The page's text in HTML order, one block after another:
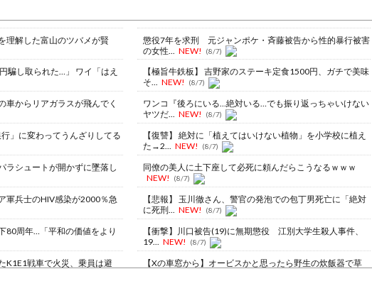
理解した富山のツバメが賢
騙し取られた…」 ワイ「はえ
車からリアガラスが飛んでく
行」に変わってうんざりしてる
ラシュートが開かずに墜落し
軍兵士のHIV感染が2000％急
80周年…「平和の価値をより
K1E1戦車で火災、乗員は避
懲役7年を求刑 元ジャンポケ・斉藤被告から性的暴行被害
の女性...
NEW! (8/7)
【極旨牛鉄板】 吉野家のステーキ定食1500円、ガチで美味
そ... NEW! (8/7)
ワンコ『後ろにいる…絶対いる…でも振り返っちゃいけない
ヤツだ... NEW! (8/7)
【復讐】 絶対に「植えてはいけない植物」を小学校に植え
た→2... NEW! (8/7)
同僚の美人に土下座して必死に頼んだらこうなるｗｗｗ
NEW!
(8/7)
【悲報】 玉川徹さん、警官の発泡での包丁男死亡に「絶対
に死刑... NEW! (8/7)
【衝撃】川口被告(19)に無期懲役 江別大学生殺人事件、
19... NEW! (8/7)
【Xの車窓から】オービスかと思ったら野生の炊飯器で草